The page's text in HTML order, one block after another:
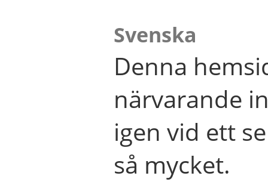
Svenska
Denna
närvarande
igen vid ett
så mycket.